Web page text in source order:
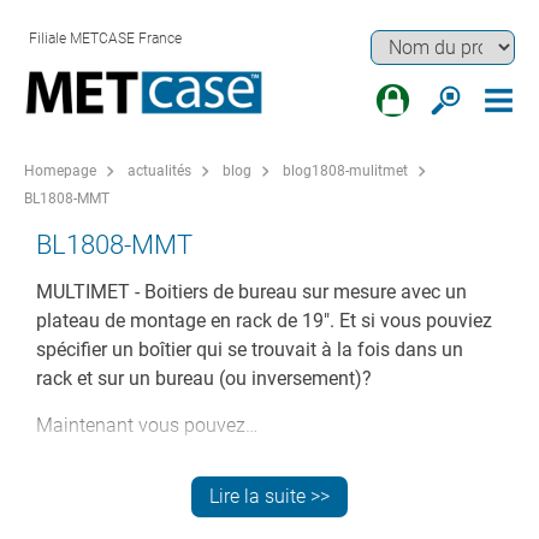
Filiale METCASE France
Homepage actualités blog
blog1808-mulitmet
BL1808-MMT
BL1808-MMT
MULTIMET - Boitiers de bureau sur mesure avec un
plateau de montage en rack de 19". Et si vous pouviez
spécifier un boîtier qui se trouvait à la fois dans un
rack et sur un bureau (ou inversement)?
Maintenant vous pouvez…
NOUVEAUX BOITIERS DE BUREAU / RACK
Lire la suite >>